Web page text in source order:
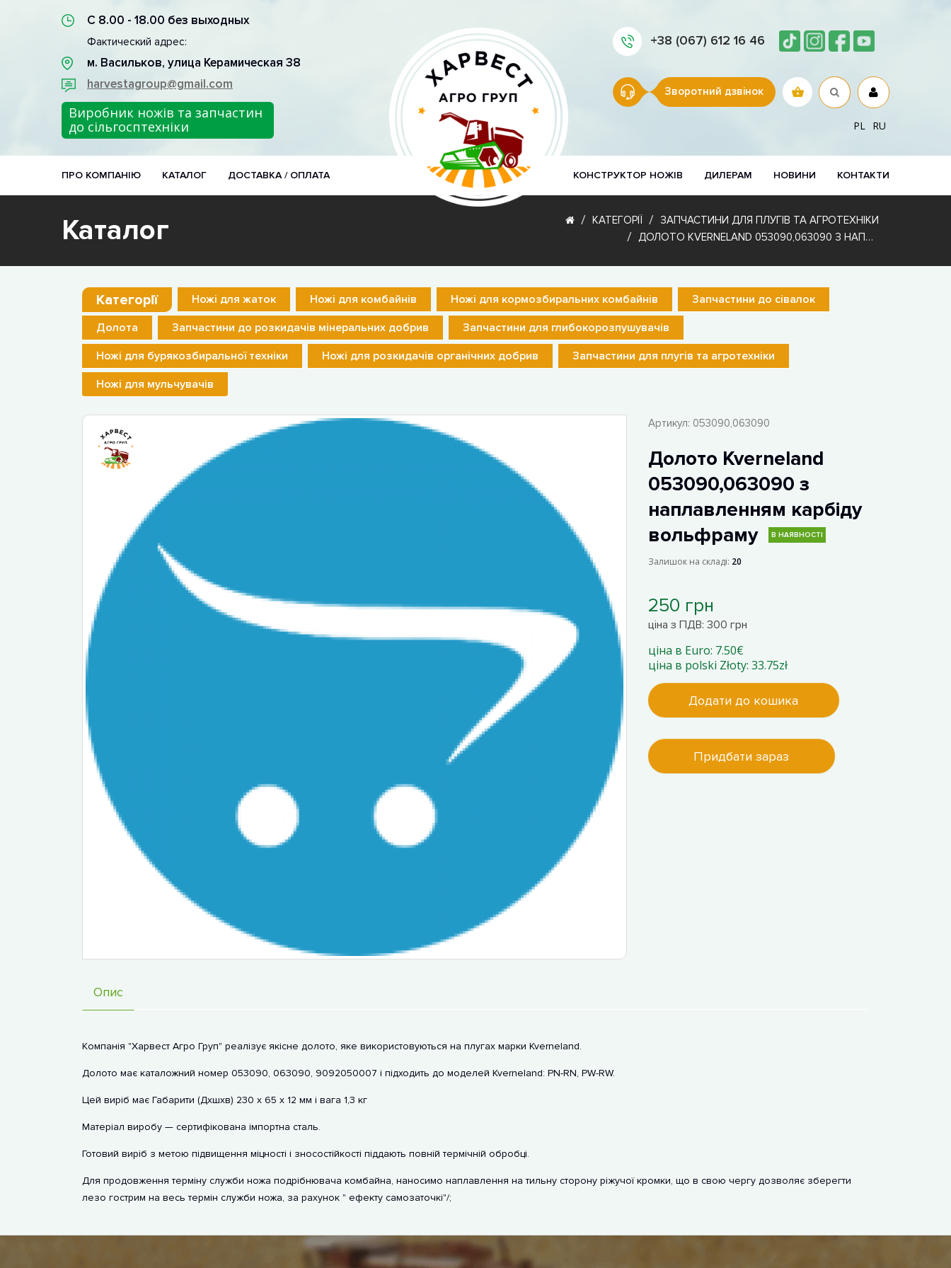
С 8.00 - 18.00 без выходных
Фактический адрес:
м. Васильков, улица Керамическая 38
harvestagroup@gmail.com
Виробник ножів та запчастин
до сільгосптехніки
+38 (067) 612 16 46
Зворотний дзвінок
PL RU
ПРО КОМПАНІЮ КАТАЛОГ ДОСТАВКА / ОПЛАТА КОНСТРУКТОР НОЖІВ ДИЛЕРАМ НОВИНИ КОНТАКТИ
Каталог КАТЕГОРІЇ
ЗАПЧАСТИНИ ДЛЯ ПЛУГІВ ТА АГРОТЕХНІКИ
ДОЛОТО KVERNELAND 053090,063090 З НАПЛАВЛЕННЯМ КАРБІДУ ВОЛЬФРАМУ
Категорії Ножі для жаток Ножі для комбайнів Ножі для кормозбиральних комбайнів
Запчастини до сівалок
Долота
Запчастини до розкидачів мінеральних добрив
Запчастини для глибокорозпушувачів
Ножі для бурякозбиральної техніки
Ножі для розкидачів органічних добрив
Запчастини для плугів та агротехніки
Ножі для мульчувачів
Артикул: 053090,063090
Долото Kverneland
053090,063090 з
наплавленням карбіду
вольфраму
В НАЯВНОСТІ
Залишок на складі: 20
250 грн
ціна з ПДВ: 300 грн
ціна в Euro: 7.50€
ціна в polski Złoty: 33.75zł
Додати до кошика
Придбати зараз
Опис
Компанія "Харвест Агро Груп" реалізує якісне долото, яке використовуються на плугах марки Kverneland.
Долото має каталожний номер 053090, 063090, 9092050007 і підходить до моделей Kverneland: PN-RN, PW-RW.
Цей виріб має Габарити (Дхшхв) 230 х 65 x 12 мм і вага 1,3 кг
Матеріал виробу — сертифікована імпортна сталь.
Готовий виріб з метою підвищення міцності і зносостійкості піддають повній термічній обробці.
Для продовження терміну служби ножа подрібнювача комбайна, наносимо наплавлення на тильну сторону ріжучої кромки, що в свою чергу дозволяє зберегти
лезо гострим на весь термін служби ножа, за рахунок " ефекту самозаточкі"/;